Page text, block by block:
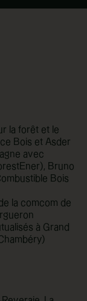
la forêt et le
Bois et Asder
avec
Bruno
Bois
la comcom de
à Grand